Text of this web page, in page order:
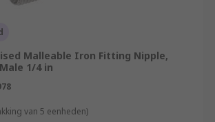
Malleable Iron Fitting Nipple,
1/4 in
van 5 eenheden)